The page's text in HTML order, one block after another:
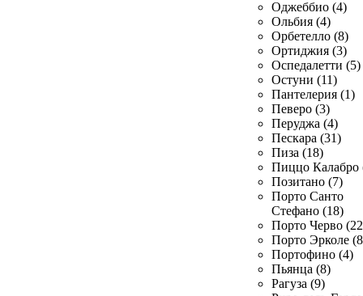
Оджеббио (4)
Ольбия (4)
Орбетелло (8)
Ортиджия (3)
Оспедалетти (5)
Остуни (11)
Пантелерия (1)
Певеро (3)
Перуджа (4)
Пескара (31)
Пиза (18)
Пиццо Калабро
Позитано (7)
Порто Санто
Стефано (18)
Порто Черво
Порто Эрколе
Портофино (4)
Пьянца (8)
Рагуза (9)